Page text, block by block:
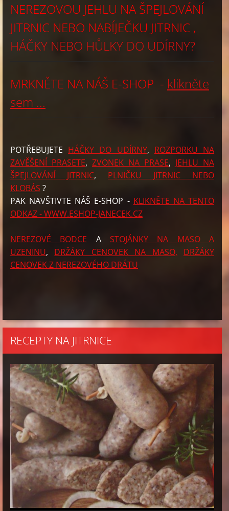
NEREZOVOU JEHLU NA ŠPEJLOVÁNÍ
JITRNIC NEBO NABÍJEČKU JITRNIC ,
HÁČKY NEBO HŮLKY DO UDÍRNY?
MRKNĚTE NA NÁŠ E-SHOP - klikněte
sem ...
POTŘEBUJETE HÁČKY DO UDÍRNY, ROZPORKU NA
ZAVĚŠENÍ PRASETE,ZVONEK NA PRASE, JEHLU NA
ŠPEJLOVÁNÍ JITRNIC, PLNIČKU JITRNIC NEBO
KLOBÁS ?
PAK NAVŠTIVTE NÁŠ E-SHOP - KLIKNĚTE NA TENTO
ODKAZ - WWW.ESHOP-JANECEK.CZ
NEREZOVÉ BODCE ASTOJÁNKY NA MASO A
UZENINU, DRŽÁKY CENOVEK NA MASO,
DRŽÁKY
CENOVEK Z NEREZOVÉHO DRÁTU
RECEPTY NA JITRNICE